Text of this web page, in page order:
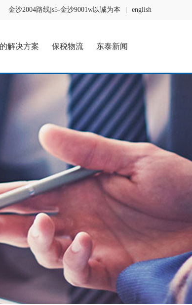
金沙2004路线js5-金沙9001w以诚为本 english
解决方案 保税物流 东泰新闻